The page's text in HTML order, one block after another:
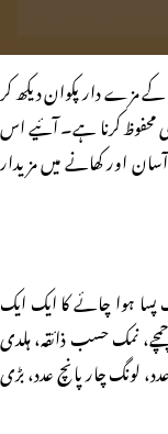
مزے دار پکوان دیکھ کر
محفوظ کرنا ہے۔ آئیے اس
اور کھانے میں مزیدار
ہوا چائے کا ایک ایک
نمک حسب ذائقہ، ہلدی
لونگ چار پانچ عدد، بڑی